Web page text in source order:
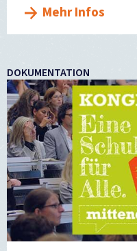
Mehr Infos
DOKUMENTATION